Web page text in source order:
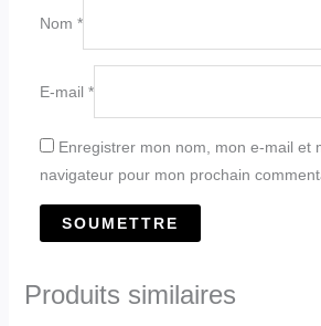
Nom *
E-mail *
Enregistrer mon nom, mon e-mail et
navigateur pour mon prochain
Produits similaires